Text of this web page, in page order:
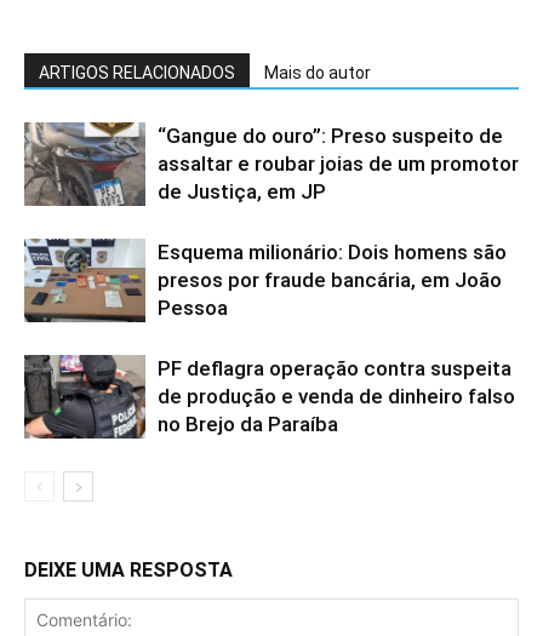
ARTIGOS RELACIONADOS Mais do autor
“Gangue do ouro”: Preso suspeito de
assaltar e roubar joias de um promotor
de Justiça, em JP
Esquema milionário: Dois homens são
presos por fraude bancária, em João
Pessoa
PF deflagra operação contra suspeita
de produção e venda de dinheiro falso
no Brejo da Paraíba
DEIXE UMA RESPOSTA